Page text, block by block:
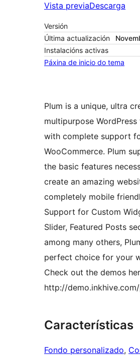
Vista previaDescarga
Versión
Última actualización
Instalacións activas
Páxina de inicio do tema
Plum is a unique, ultra
multipurpose WordPress
with complete support
WooCommerce. Plum
the basic features
create an amazing
completely mobile
Support for Custom
Slider, Featured Posts
among many others,
perfect choice for your
Check out the demos
http://
Características
Fondo personalizado,